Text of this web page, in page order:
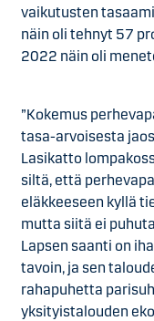
vaikutusten
näin oli tehnyt 57
2022 näin oli
”Kokemus
tasa-arvoisesta
Lasikatto
siltä, että
eläkkeeseen kyllä
mutta siitä ei
Lapsen saanti on
tavoin, ja sen
rahapuhetta
yksityistalouden